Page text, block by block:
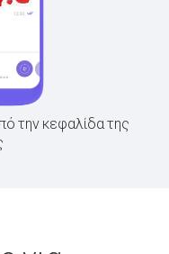
την κεφαλίδα της